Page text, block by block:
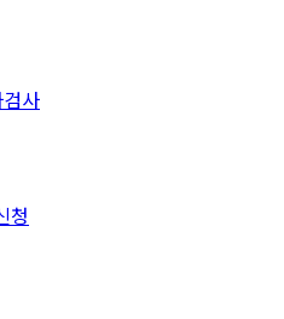
사
청